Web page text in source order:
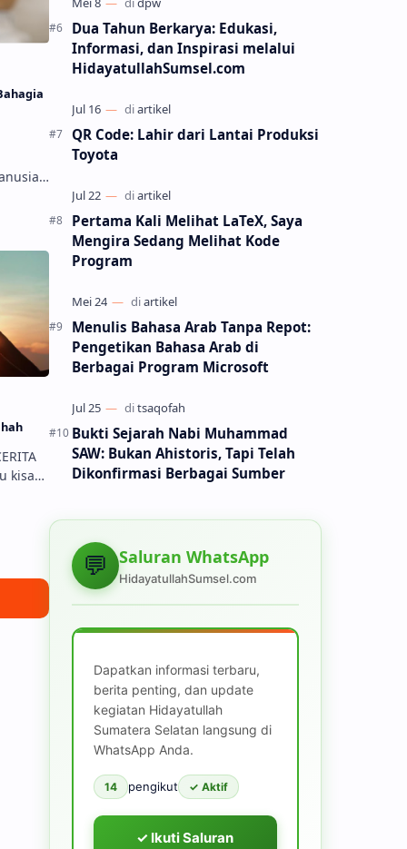
kisah
Dua Tahun Berkarya: Edukasi,
Informasi, dan Inspirasi melalui
HidayatullahSumsel.com
QR Code: Lahir dari Lantai Produksi
Toyota
Pertama Kali Melihat LaTeX, Saya
Mengira Sedang Melihat Kode
Program
Menulis Bahasa Arab Tanpa Repot:
Pengetikan Bahasa Arab di
Berbagai Program Microsoft
Bukti Sejarah Nabi Muhammad
SAW: Bukan Ahistoris, Tapi Telah
Dikonfirmasi Berbagai Sumber
💬 Saluran WhatsApp
HidayatullahSumsel.com
Dapatkan informasi terbaru,
berita penting, dan update
kegiatan Hidayatullah
Sumatera Selatan langsung di
WhatsApp Anda.
14 pengikut ✓ Aktif
✓ Ikuti Saluran